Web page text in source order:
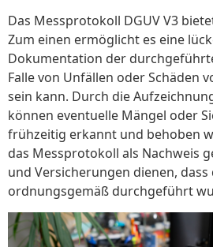
Das Messprotokoll DGUV V3
Zum einen ermöglicht es eine
Dokumentation der
Falle von Unfällen oder Schäden
sein kann. Durch die
können eventuelle Mängel oder
frühzeitig erkannt und behoben
das Messprotokoll als Nachweis
und Versicherungen dienen,
ordnungsgemäß durchgeführt